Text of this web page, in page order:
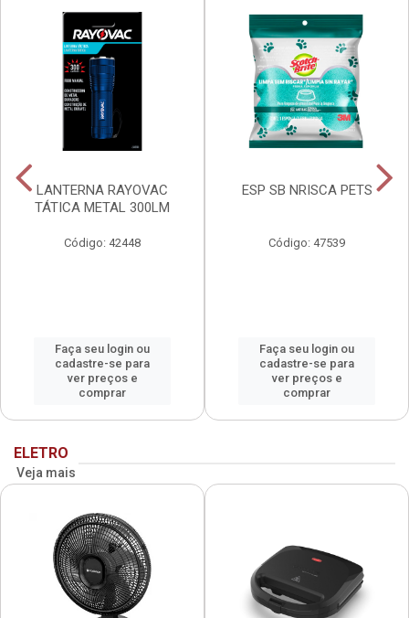
LANTERNA RAYOVAC
TÁTICA METAL 300LM
Código: 42448
Faça seu login ou
cadastre-se para
ver preços e
comprar
ESP SB NRISCA PETS
Código: 47539
Faça seu login ou
cadastre-se para
ver preços e
comprar
ELETRO
Veja mais